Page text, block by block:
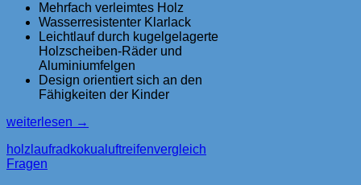
Mehrfach verleimtes Holz
Wasserresistenter Klarlack
Leichtlauf durch kugelgelagerte
Holzscheiben-Räder und
Aluminiumfelgen
Design orientiert sich an den
Fähigkeiten der Kinder
Kokua
–
hochwertige
weiterlesen →
holzlaufrad kokua luftreifenvergleich
Fragen